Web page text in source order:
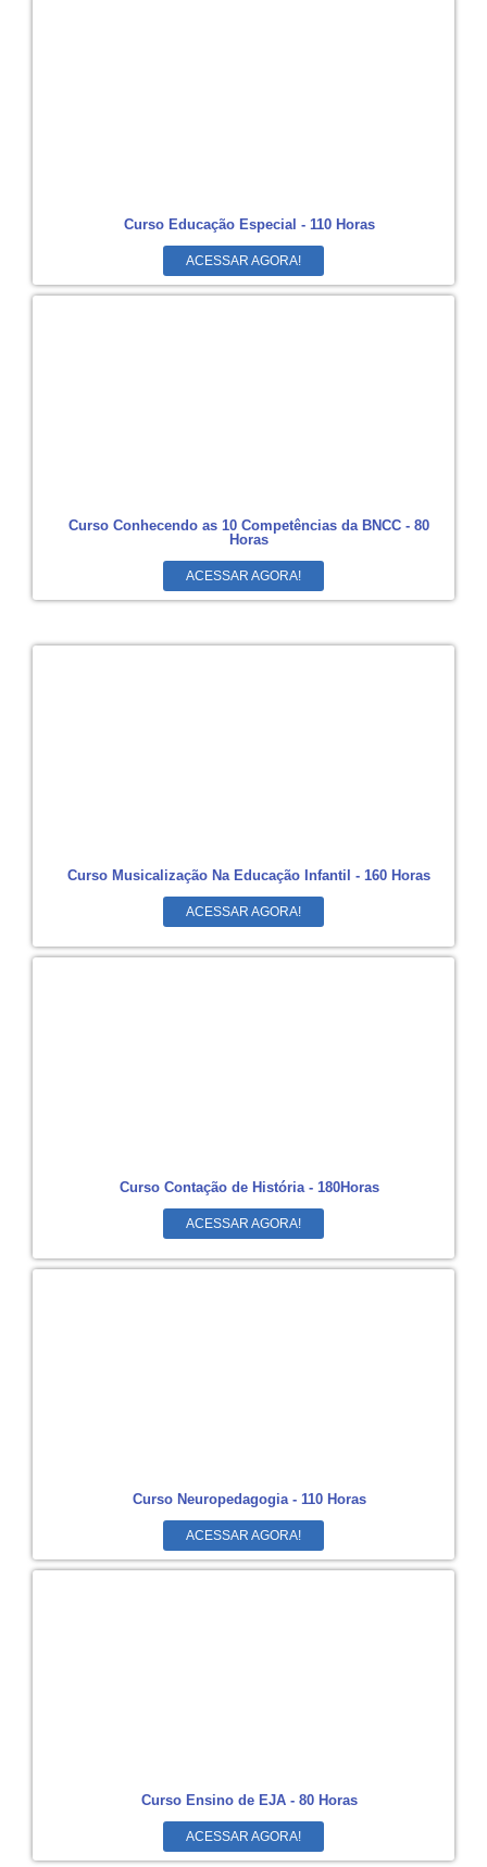
Curso Educação Especial - 110 Horas
ACESSAR AGORA!
Curso Conhecendo as 10 Competências da BNCC - 80
Horas
ACESSAR AGORA!
Curso Musicalização Na Educação Infantil - 160 Horas
ACESSAR AGORA!
Curso Contação de História - 180Horas
ACESSAR AGORA!
Curso Neuropedagogia - 110 Horas
ACESSAR AGORA!
Curso Ensino de EJA - 80 Horas
ACESSAR AGORA!